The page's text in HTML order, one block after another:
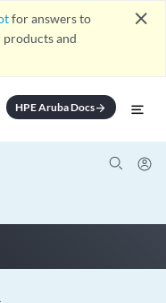
for answers to
and
close
HPE Aruba Docsarrow_forward